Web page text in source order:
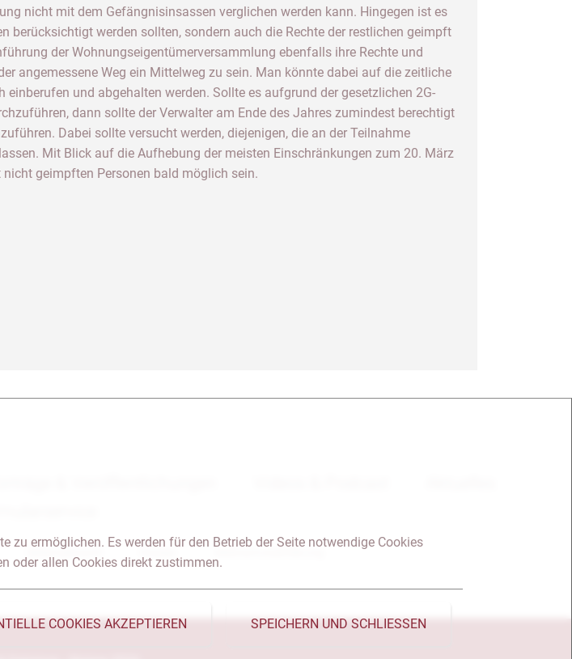
nicht mit dem Gefängnisinsassen verglichen werden kann. Hingegen ist es
werden sollten, sondern auch die Rechte der restlichen geimpft
der Wohnungseigentümerversammlung ebenfalls ihre Rechte und
angemessene Weg ein Mittelweg zu sein. Man könnte dabei auf die zeitliche
und abgehalten werden. Sollte es aufgrund der gesetzlichen 2G-
dann sollte der Verwalter am Ende des Jahres zumindest berechtigt
Dabei sollte versucht werden, diejenigen, die an der Teilnahme
Mit Blick auf die Aufhebung der meisten Einschränkungen zum 20. März
geimpften Personen bald möglich sein.
& Veröffentlichungen
Seitenübersicht
zu ermöglichen. Es werden für den Betrieb der Seite notwendige Cookies
oder allen Cookies direkt zustimmen.
COOKIES AKZEPTIEREN SPEICHERN UND SCHLIESSEN